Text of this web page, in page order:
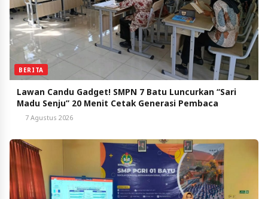
BERITA
Lawan Candu Gadget! SMPN 7 Batu Luncurkan “Sari
Madu Senju” 20 Menit Cetak Generasi Pembaca
7 Agustus 2026